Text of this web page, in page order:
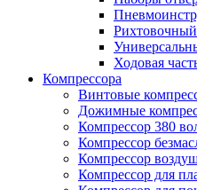
Ходовая
Компрессора
Винтовые
Дожимные
Компрессор 380
Компрессор
Компрессор
Компрессор для